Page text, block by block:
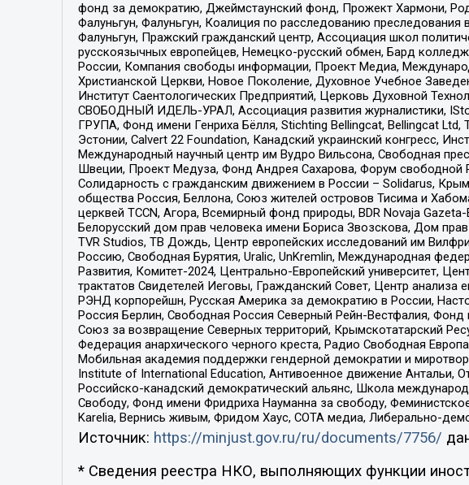
фонд за демократию, Джеймстаунский фонд, Прожект Хармони,
Фалуньгун, Фалуньгун, Коалиция по расследованию
Фалуньгун, Пражский гражданский центр, Ассоциация школ
русскоязычных европейцев, Немецко-русский обмен, Бард
России, Компания свободы информации, Проект Медиа,
Христианской Церкви, Новое Поколение, Духовное Учебное
Институт Саентологических Предприятий, Церковь Духовной
СВОБОДНЫЙ ИДЕЛЬ-УРАЛ, Ассоциация развития журналистики,
ГРУПА, Фонд имени Генриха Бёлля, Stichting Bellingcat, Bellingcat
Эстонии, Calvert 22 Foundation, Канадский украинский конгресс,
Международный научный центр им Вудро Вильсона, Свободная
Швеции, Проект Медуза, Фонд Андрея Сахарова, Форум
Солидарность с гражданским движением в России – Solidarus,
общества Россия, Беллона, Союз жителей островов Тисима и
церквей TCCN, Агора, Всемирный фонд природы, BDR Novaja
Белорусский дом прав человека имени Бориса Звозскова, Дом
TVR Studios, ТВ Дождь, Центр европейских исследований им
Россию, Свободная Бурятия, Uralic, UnKremlin, Международная
Развития, Комитет-2024, Центрально-Европейский университет,
трактатов Свидетелей Иеговы, Гражданский Совет, Центр анализа
РЭНД корпорейшн, Русская Америка за демократию в России,
Россия Берлин, Свободная Россия Северный Рейн-Вестфалия,
Союз за возвращение Северных территорий, Крымскотатарский
Федерация анархического черного креста, Радио Свободная
Мобильная академия поддержки гендерной демократии и
Institute of International Education, Антивоенное движение Антальи,
Российско-канадский демократический альянс, Школа
Свободу, Фонд имени Фридриха Науманна за свободу,
Karelia, Вернись живым, Фридом Хаус, СОТА медиа, Либерально-
Источник: https://minjust.gov.ru/ru/documents/7756/
* Сведения реестра НКО, выполняющих функции